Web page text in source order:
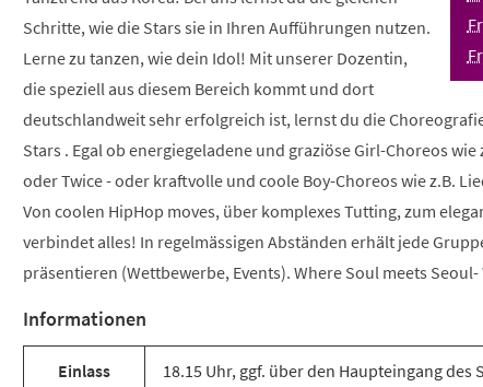
Fr
Fr
Schritte, wie die Stars sie in Ihren Aufführungen nutzen.
Lerne zu tanzen, wie dein Idol! Mit unserer Dozentin,
die speziell aus diesem Bereich kommt und dort
deutschlandweit sehr erfolgreich ist, lernst du die
Stars . Egal ob energiegeladene und graziöse Girl-Choreos
oder Twice - oder kraftvolle und coole Boy-Choreos wie z.B.
Von coolen HipHop moves, über komplexes Tutting, zum
verbindet alles! In regelmässigen Abständen erhält jede
präsentieren (Wettbewerbe, Events). Where Soul meets
Informationen
Einlass 18.15 Uhr, ggf. über den Haupteingang des